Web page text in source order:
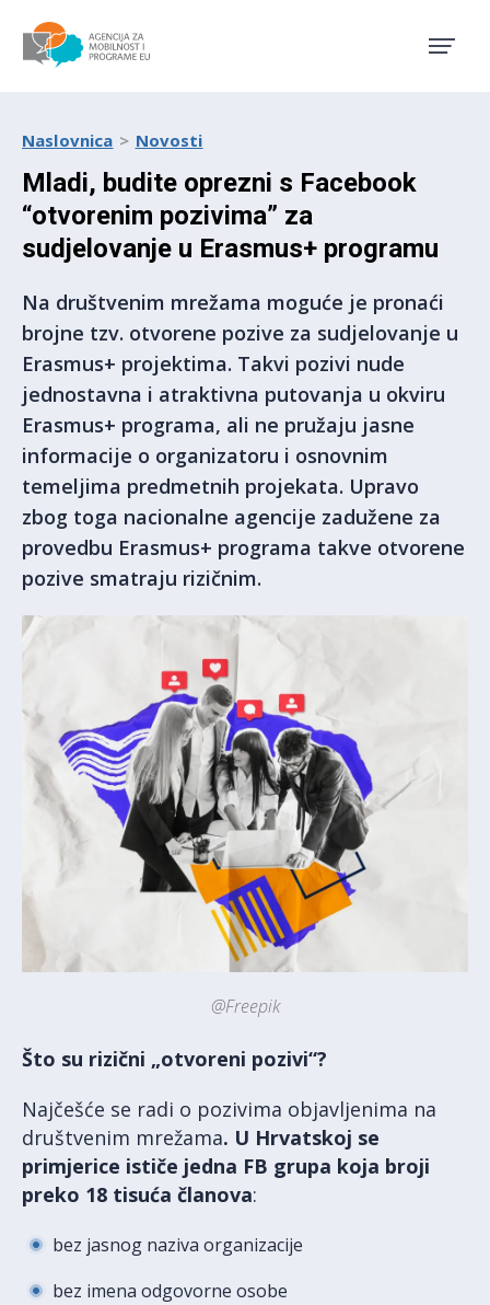
Naslovnica Novosti
Mladi, budite oprezni s Facebook
“otvorenim pozivima” za
sudjelovanje u Erasmus+ programu
Na društvenim mrežama moguće je pronaći
brojne tzv. otvorene pozive za sudjelovanje u
Erasmus+ projektima. Takvi pozivi nude
jednostavna i atraktivna putovanja u okviru
Erasmus+ programa, ali ne pružaju jasne
informacije o organizatoru i osnovnim
temeljima predmetnih projekata. Upravo
zbog toga nacionalne agencije zadužene za
provedbu Erasmus+ programa takve otvorene
pozive smatraju rizičnim.
@Freepik
Što su rizični „otvoreni pozivi“?
Najčešće se radi o pozivima objavljenima na
društvenim mrežama. U Hrvatskoj se
primjerice ističe jedna FB grupa koja broji
preko 18 tisuća članova:
bez jasnog naziva organizacije
bez imena odgovorne osobe